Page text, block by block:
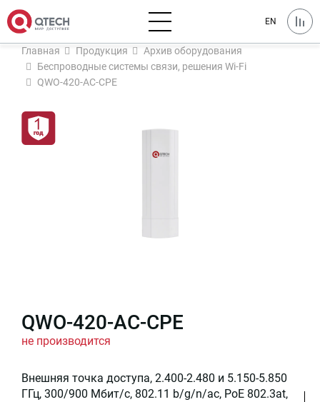
EN
Главная Продукция
Архив оборудования
Беспроводные системы связи, решения Wi-Fi
QWO-420-AC-CPE
QWO-420-AC-CPE
не производится
Внешняя точка доступа, 2.400-2.480 и 5.150-5.850
ГГц, 300/900 Мбит/c, 802.11 b/g/n/ac, PoE 802.3at,